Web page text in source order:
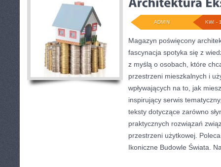
KWI -
ADMIN
Magazyn poświęcony
fascynacja spotyka się z
z myślą o osobach, które
przestrzeni mieszkalnych i
wpływających na to, jak
inspirujący serwis
teksty dotyczące zarówno
praktycznych rozwiązań
przestrzeni użytkowej.
Ikoniczne Budowle Świata.